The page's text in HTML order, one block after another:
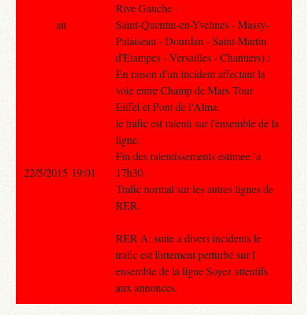
Rive Gauche -
Saint-Quentin-en-Yvelines - Massy-
Palaiseau - Dourdan - Saint-Martin
d'Etampes - Versailles - Chantiers) :
En raison d'un incident affectant la
voie entre Champ de Mars Tour
Eiffel et Pont de l'Alma.
le trafic est ralenti sur l'ensemble de la
ligne.
Fin des ralentissements estimee `a
17h30.
Trafic normal sur les autres lignes de
RER.
RER A: suite a divers incidents le
trafic est fortement perturbé sur l
ensemble de la ligne Soyez attentifs
aux annonces.
au
22/5/2015 19:01